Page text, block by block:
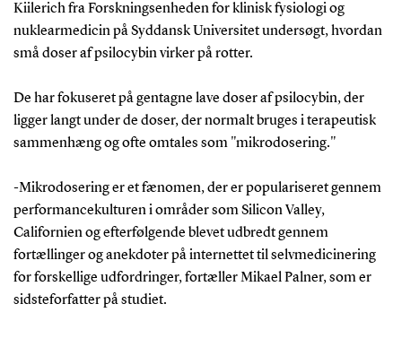
Kiilerich fra Forskningsenheden for klinisk fysiologi og
nuklearmedicin på Syddansk Universitet undersøgt, hvordan
små doser af psilocybin virker på rotter.
De har fokuseret på gentagne lave doser af psilocybin, der
ligger langt under de doser, der normalt bruges i terapeutisk
sammenhæng og ofte omtales som "mikrodosering."
-Mikrodosering er et fænomen, der er populariseret gennem
performancekulturen i områder som Silicon Valley,
Californien og efterfølgende blevet udbredt gennem
fortællinger og anekdoter på internettet til selvmedicinering
for forskellige udfordringer, fortæller Mikael Palner, som er
sidsteforfatter på studiet.